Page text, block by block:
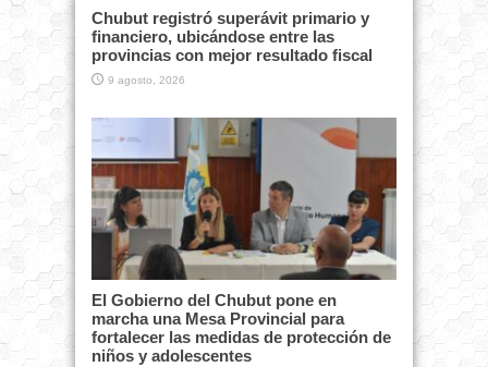
Chubut registró superávit primario y
financiero, ubicándose entre las
provincias con mejor resultado fiscal
9 agosto, 2026
El Gobierno del Chubut pone en
marcha una Mesa Provincial para
fortalecer las medidas de protección de
niños y adolescentes